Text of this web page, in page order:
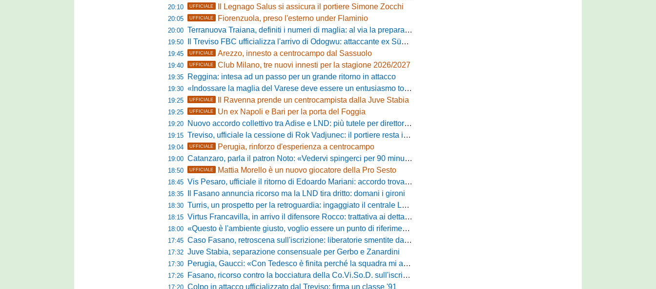
20:10 UFFICIALE Il Legnago Salus si assicura il portiere Simone Zocchi
20:05 UFFICIALE Fiorenzuola, preso l'esterno under Flaminio
20:00 Terranuova Traiana, definiti i numeri di maglia: al via la preparazione e la sfida con il Grosseto
19:50 Il Treviso FBC ufficializza l'arrivo di Odogwu: attaccante ex Südtirol
19:45 UFFICIALE Arezzo, innesto a centrocampo dal Sassuolo
19:40 UFFICIALE Club Milano, tre nuovi innesti per la stagione 2026/2027
19:35 Reggina: intesa ad un passo per un grande ritorno in attacco
19:30 «Indossare la maglia del Varese deve essere un entusiasmo totale»: mister Ciceri traccia la strada e carica i biancorossi
19:25 UFFICIALE Il Ravenna prende un centrocampista dalla Juve Stabia
19:25 UFFICIALE Un ex Napoli e Bari per la porta del Foggia
19:20 Nuovo accordo collettivo tra Adise e LND: più tutele per direttori sportivi e collaboratori
19:15 Treviso, ufficiale la cessione di Rok Vadjunec: il portiere resta in Italia, ecco dove
19:04 UFFICIALE Perugia, rinforzo d'esperienza a centrocampo
19:00 Catanzaro, parla il patron Noto: «Vedervi spingerci per 90 minuti è meraviglioso, costruiamo qualcosa di unico»
18:50 UFFICIALE Mattia Morello è un nuovo giocatore della Pro Sesto
18:45 Vis Pesaro, ufficiale il ritorno di Edoardo Mariani: accordo trovato con il Venezia
18:35 Il Fasano annuncia ricorso ma la LND tira dritto: domani i gironi
18:30 Turris, un prospetto per la retroguardia: ingaggiato il centrale Leopoldo Battipaglia
18:15 Virtus Francavilla, in arrivo il difensore Rocco: trattativa ai dettagli con il Cosenza
18:00 «Questo è l'ambiente giusto, voglio essere un punto di riferimento»: Noah Lewis carica la Dolomiti Bellunesi
17:45 Caso Fasano, retroscena sull'iscrizione: liberatorie smentite da due calciatori, ecco chi
17:32 Juve Stabia, separazione consensuale per Gerbo e Zanardini
17:30 Perugia, Gaucci: «Con Tedesco è finita perché la squadra mi addormentava»
17:26 Fasano, ricorso contro la bocciatura della Co.Vi.So.D. sull'iscrizione in Serie D
17:20 Colpo in attacco ufficializzato dal Treviso: firma un classe '91